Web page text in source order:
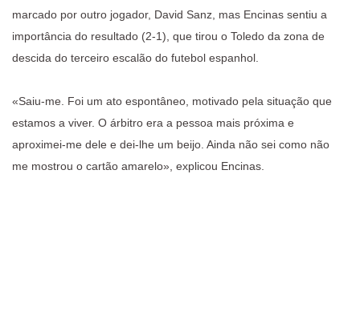
marcado por outro jogador, David Sanz, mas Encinas sentiu a
importância do resultado (2-1), que tirou o Toledo da zona de
descida do terceiro escalão do futebol espanhol.
«Saiu-me. Foi um ato espontâneo, motivado pela situação que
estamos a viver. O árbitro era a pessoa mais próxima e
aproximei-me dele e dei-lhe um beijo. Ainda não sei como não
me mostrou o cartão amarelo», explicou Encinas.